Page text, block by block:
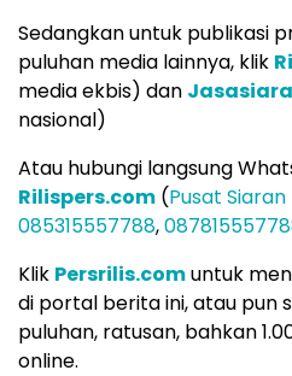
Sedangkan untuk publikasi
puluhan media lainnya, klik
media ekbis) dan
nasional)
Atau hubungi langsung
Rilispers.com (Pusat Siaran
085315557788,
Klik Persrilis.comuntuk
di portal berita ini, atau pun
puluhan, ratusan, bahkan
online.